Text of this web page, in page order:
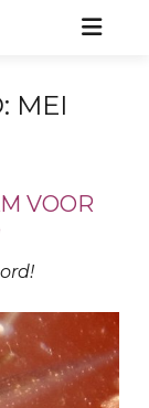
MEI
VOOR